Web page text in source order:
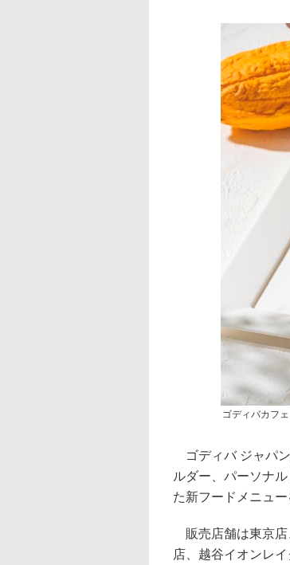
ゴディバカフ
ゴディバ ジャパ
ルダー、パーソナ
た新フードメニュー
販売店舗は東京店
店、越谷イオンレ